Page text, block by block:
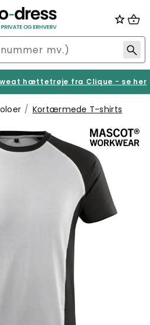
hættetrøje fra Clique - se her
Kortærmede T-shirts